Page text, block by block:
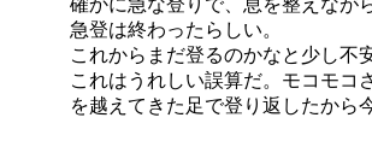
確かに急な登りで、息を整えなが
急登は終わったらしい。
これからまだ登るのかなと少し不
これはうれしい誤算だ。モコモコ
を越えてきた足で登り返したから